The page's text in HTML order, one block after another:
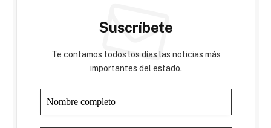
Suscríbete
Te contamos todos los días las noticias más
importantes del estado.